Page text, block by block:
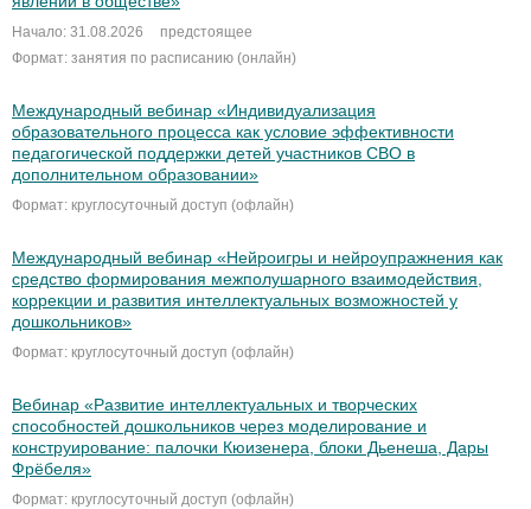
Начало: 31.08.2026
предстоящее
Формат: занятия по расписанию (онлайн)
Международный вебинар «Индивидуализация
образовательного процесса как условие эффективности
педагогической поддержки детей участников СВО в
дополнительном образовании»
Формат: круглосуточный доступ (офлайн)
Международный вебинар «Нейроигры и нейроупражнения как
средство формирования межполушарного взаимодействия,
коррекции и развития интеллектуальных возможностей у
дошкольников»
Формат: круглосуточный доступ (офлайн)
Вебинар «Развитие интеллектуальных и творческих
способностей дошкольников через моделирование и
конструирование: палочки Кюизенера, блоки Дьенеша, Дары
Фрёбеля»
Формат: круглосуточный доступ (офлайн)